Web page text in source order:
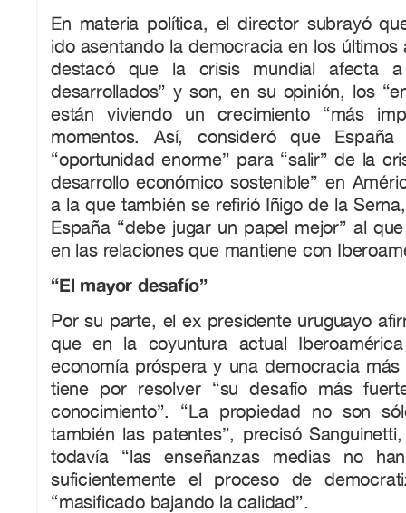
En materia política, el director subrayó
ido asentando la democracia en los últimos
destacó que la crisis mundial afecta
desarrollados” y son, en su opinión, los
están viviendo un crecimiento “más
momentos. Así, consideró que
“oportunidad enorme” para “salir” de la
desarrollo económico sostenible” en
a la que también se refirió Iñigo de la
España “debe jugar un papel mejor” al
en las relaciones que mantiene con
“El mayor desafío”
Por su parte, el ex presidente uruguayo
que en la coyuntura actual
economía próspera y una democracia
tiene por resolver “su desafío más
conocimiento”. “La propiedad no son
también las patentes”, precisó
todavía “las enseñanzas medias no
suficientemente el proceso de
“masificado bajando la calidad”.